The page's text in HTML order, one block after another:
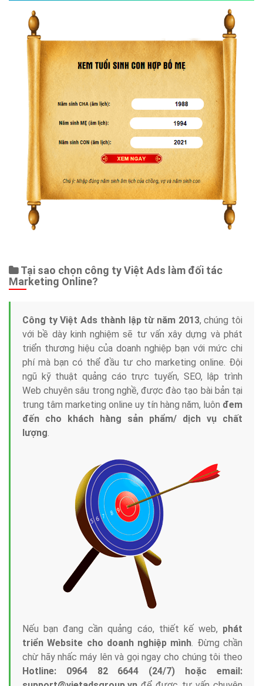
Tại sao chọn công ty Việt Ads làm đối tác
Marketing Online?
Công ty Việt Ads thành lập từ năm 2013, chúng tôi
với bề dày kinh nghiệm sẽ tư vấn xây dựng và phát
triển thương hiệu của doanh nghiệp bạn với mức chi
phí mà bạn có thể đầu tư cho marketing online. Đội
ngũ kỹ thuật quảng cáo trực tuyến, SEO, lập trình
Web chuyên sâu trong nghề, được đào tạo bài bản tại
trung tâm marketing online uy tín hàng năm, luôn đem
đến cho khách hàng sản phẩm/ dịch vụ chất
lượng.
Nếu bạn đang cần quảng cáo, thiết kế web, phát
triển Website cho doanh nghiệp mình. Đừng chần
chừ hãy nhấc máy lên và gọi ngay cho chúng tôi theo
Hotline: 0964 82 6644 (24/7) hoặc email: